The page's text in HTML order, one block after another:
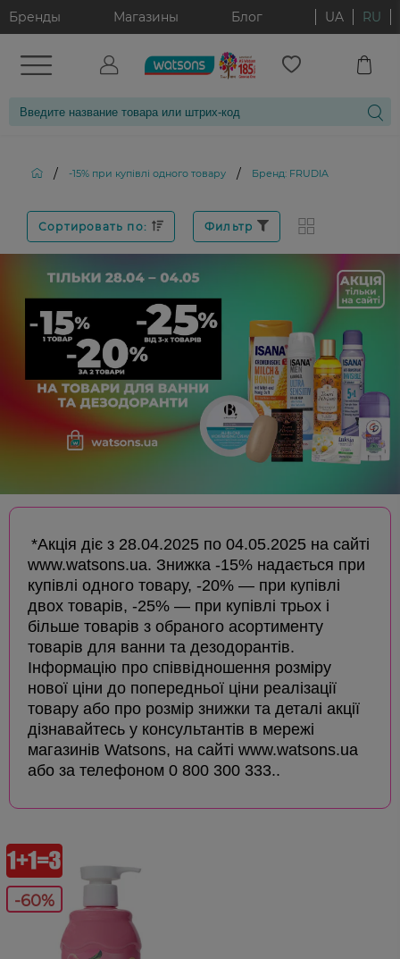
Бренды Магазины Блог UA RU
/ -15% при купівлі одного товару / Бренд: FRUDIA
Сортировать по: Фильтр
*Акція діє з 28.04.2025 по 04.05.2025 на сайті
www.watsons.ua. Знижка -15% надається при
купівлі одного товару, -20% — при купівлі
двох товарів, -25% — при купівлі трьох і
більше товарів з обраного асортименту
товарів для ванни та дезодорантів.
Інформацію про співвідношення розміру
нової ціни до попередньої ціни реалізації
товару або про розмір знижки та деталі акції
дізнавайтесь у консультантів в мережі
магазинів Watsons, на сайті www.watsons.ua
або за телефоном 0 800 300 333..
-60%